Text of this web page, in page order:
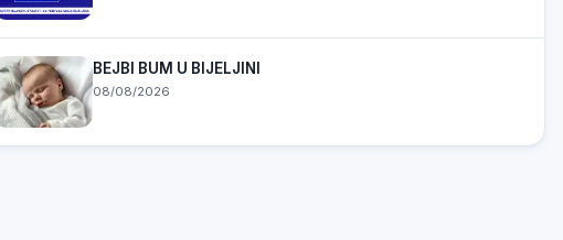
BEJBI BUM U BIJELJINI
08/08/2026